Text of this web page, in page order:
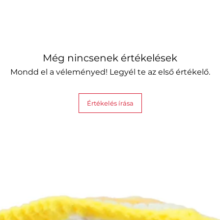
Még nincsenek értékelések
Mondd el a véleményed! Legyél te az első értékelő.
Értékelés írása